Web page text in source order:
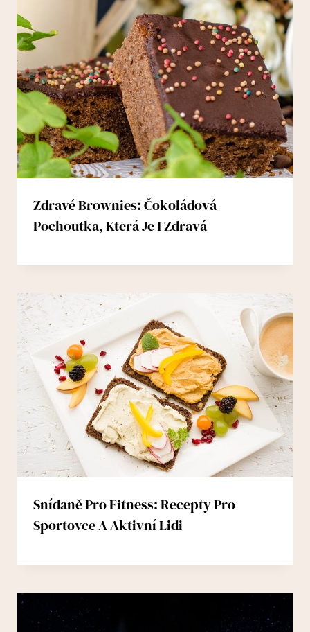
Zdravé Brownies: Čokoládová
Pochoutka, Která Je I Zdravá
Snídaně Pro Fitness: Recepty Pro
Sportovce A Aktivní Lidi